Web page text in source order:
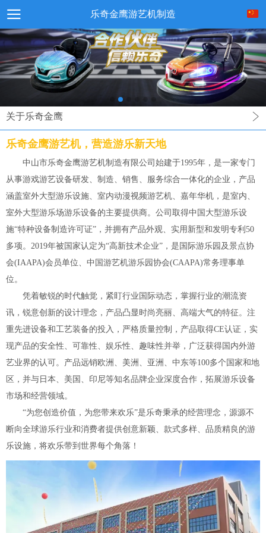
乐奇金鹰游艺机制造
关于乐奇金鹰
乐奇金鹰游艺机，营造游乐新天地
中山市乐奇金鹰游艺机制造有限公司始建于1995年，是一家专门
从事游戏游艺设备研发、制造、销售、服务综合一体化的企业，产品
涵盖室外大型游乐设施、室内动漫视频游艺机、嘉年华机，是室内、
室外大型游乐场游乐设备的主要提供商。公司取得中国大型游乐设
施“特种设备制造许可证”，并拥有产品外观、实用新型和发明专利50
多项。2019年被国家认定为“高新技术企业”，是国际游乐园及景点协
会(IAAPA)会员单位、中国游艺机游乐园协会(CAAPA)常务理事单
位。
凭着敏锐的时代触觉，紧盯行业国际动态，掌握行业的潮流资
讯，锐意创新的设计理念，产品凸显时尚亮丽、高端大气的特征。注
重先进设备和工艺装备的投入，严格质量控制，产品取得CE认证，实
现产品的安全性、可靠性、娱乐性、趣味性并举，广泛获得国内外游
艺业界的认可。产品远销欧洲、美洲、亚洲、中东等100多个国家和地
区，并与日本、美国、印尼等知名品牌企业深度合作，拓展游乐设备
市场和经营领域。
“为您创造价值，为您带来欢乐”是乐奇秉承的经营理念，源源不
断向全球游乐行业和消费者提供创意新颖、款式多样、品质精良的游
乐设施，将欢乐带到世界每个角落！